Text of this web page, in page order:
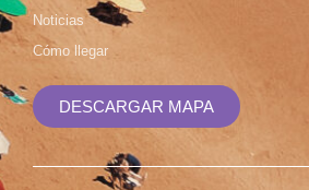
Noticias
Cómo llegar
DESCARGAR MAPA